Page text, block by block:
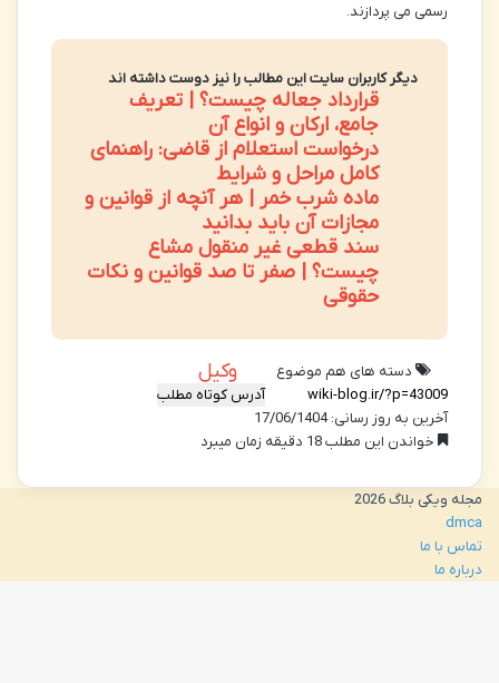
رسمی می پردازند.
دیگر کاربران سایت این مطالب را نیز دوست داشته اند
قرارداد جعاله چیست؟ | تعریف
جامع، ارکان و انواع آن
درخواست استعلام از قاضی: راهنمای
کامل مراحل و شرایط
ماده شرب خمر | هر آنچه از قوانین و
مجازات آن باید بدانید
سند قطعی غیر منقول مشاع
چیست؟ | صفر تا صد قوانین و نکات
حقوقی
دسته های هم موضوع وکیل
آدرس کوتاه مطلب
آخرین به روز رسانی: 17/06/1404
خواندن این مطلب 18 دقیقه زمان میبرد
مجله ویکی بلاگ 2026
dmca
تماس با ما
درباره ما